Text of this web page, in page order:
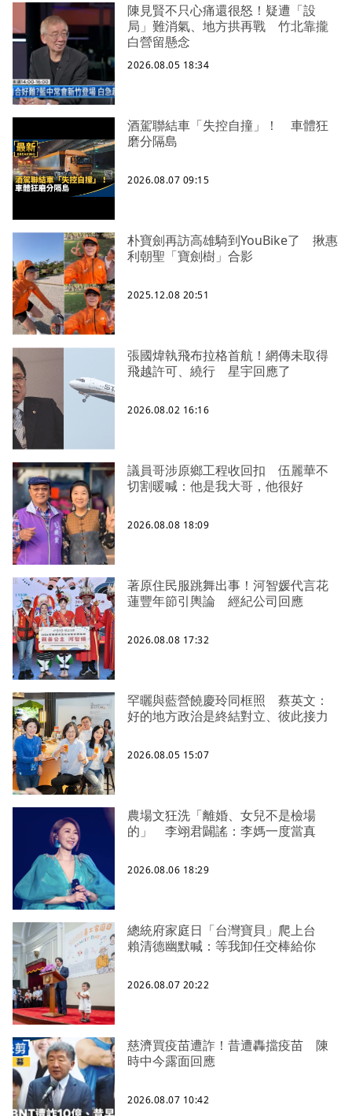
陳見賢不只心痛還很怒！疑遭「設
局」難消氣、地方拱再戰 竹北靠攏
白營留懸念
2026.08.05 18:34
酒駕聯結車「失控自撞」！ 車體狂
磨分隔島
2026.08.07 09:15
朴寶劍再訪高雄騎到YouBike了 揪惠
利朝聖「寶劍樹」合影
2025.12.08 20:51
張國煒執飛布拉格首航！網傳未取得
飛越許可、繞行 星宇回應了
2026.08.02 16:16
議員哥涉原鄉工程收回扣 伍麗華不
切割暖喊：他是我大哥，他很好
2026.08.08 18:09
著原住民服跳舞出事！河智媛代言花
蓮豐年節引輿論 經紀公司回應
2026.08.08 17:32
罕曬與藍營饒慶玲同框照 蔡英文：
好的地方政治是終結對立、彼此接力
2026.08.05 15:07
農場文狂洗「離婚、女兒不是檢場
的」 李翊君闢謠：李媽一度當真
2026.08.06 18:29
總統府家庭日「台灣寶貝」爬上台
賴清德幽默喊：等我卸任交棒給你
2026.08.07 20:22
慈濟買疫苗遭詐！昔遭轟擋疫苗 陳
時中今露面回應
2026.08.07 10:42